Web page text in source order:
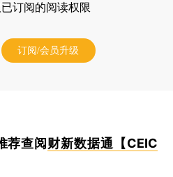
订阅的阅读权限
订阅/会员升级
荐查阅 财新数据通【CEIC